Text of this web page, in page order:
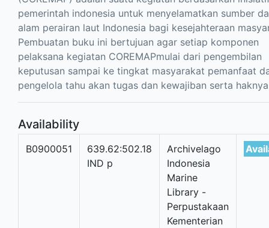
pemerintah indonesia untuk menyelamatkan sumber
alam perairan laut Indonesia bagi kesejahteraan
Pembuatan buku ini bertujuan agar setiap komponen
pelaksana kegiatan COREMAPmulai dari pengembilan
keputusan sampai ke tingkat masyarakat pemanfaat
pengelola tahu akan tugas dan kewajiban serta
Availability
B0900051
639.62:502.18
IND p
Archivelago
Indonesia
Marine
Library -
Perpustakaan
Kementerian